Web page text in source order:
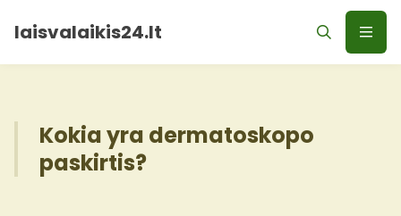
laisvalaikis24.lt
Kokia yra dermatoskopo
paskirtis?